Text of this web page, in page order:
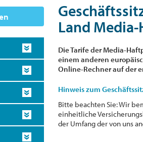
Land
Die Tarife der Media-
einem anderen
Online-Rechner auf der
Hinweis zum
Bitte beachten Sie: Wir
einheitliche
der Umfang der von uns